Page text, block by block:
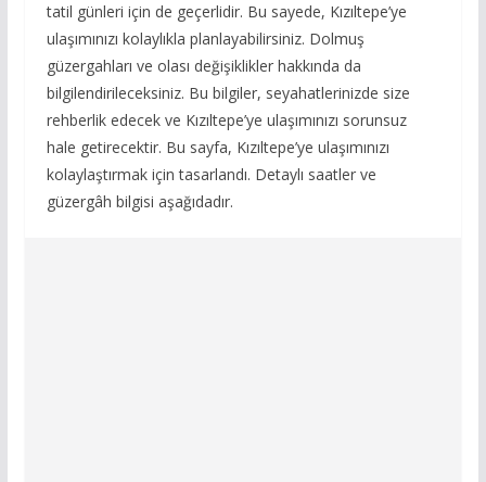
tatil günleri için de geçerlidir. Bu sayede, Kızıltepe’ye
ulaşımınızı kolaylıkla planlayabilirsiniz. Dolmuş
güzergahları ve olası değişiklikler hakkında da
bilgilendirileceksiniz. Bu bilgiler, seyahatlerinizde size
rehberlik edecek ve Kızıltepe’ye ulaşımınızı sorunsuz
hale getirecektir. Bu sayfa, Kızıltepe’ye ulaşımınızı
kolaylaştırmak için tasarlandı. Detaylı saatler ve
güzergâh bilgisi aşağıdadır.